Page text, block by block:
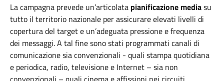
La campagna prevede un’articolata pianificazione mediasu
tutto il territorio nazionale per assicurare elevati livelli di
copertura del target e un’adeguata pressione e frequenza
dei messaggi. A tal fine sono stati programmati canali di
comunicazione sia convenzionali - quali stampa quotidiana
e periodica, radio, televisione e Internet – sia non